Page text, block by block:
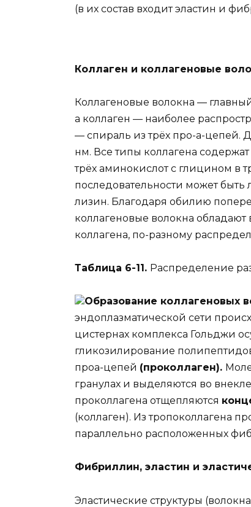
(в их состав входит эластин и
Коллаген и коллагеновые
Коллагеновые волокна —
а коллаген — наиболее
— спираль из трёх про-a-цепей.
нм. Все типы коллагена
трёх аминокислот с глицином в
последовательности может
лизин. Благодаря обилию
коллагеновые волокна
коллагена, по-разному
Таблица 6-11. Распределение
Образование коллагеновых
эндоплазматической сети
цистернах комплекса Гольджи
гликозилирование
проа-цепей (проколлаген).
гранулах и выделяются во
проколлагена отщепляются
(коллаген). Из тропоколлагена
параллельно расположенных
Фибриллин, эластин и
Эластические структуры